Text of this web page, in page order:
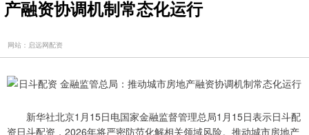
产融资协调机制常态化运行
网站：启远网配资
新华社北京1月15日电国家金融监督管理总局1月15日表示日斗配
资日斗配资，2026年将严密防范化解相关领域风险。推动城市房地产